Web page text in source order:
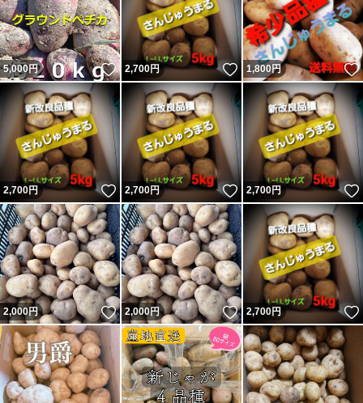
5,000円 いいね！
2,700円 いいね！
1,800 円
2,700円 いいね！
2,700円 いいね！
2,700円
2,000円 いいね！
2,000円 いいね！
2,700円